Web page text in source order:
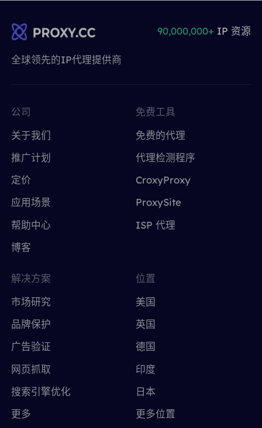
全球领先的IP代理提供商
90,000,000+ IP 资源
公司
关于我们
推广计划
定价
应用场景
帮助中心
博客
免费工具
免费的代理
代理检测程序
CroxyProxy
ProxySite
ISP 代理
解决方案
市场研究
品牌保护
广告验证
网页抓取
搜索引擎优化
更多
位置
美国
英国
德国
印度
日本
更多位置